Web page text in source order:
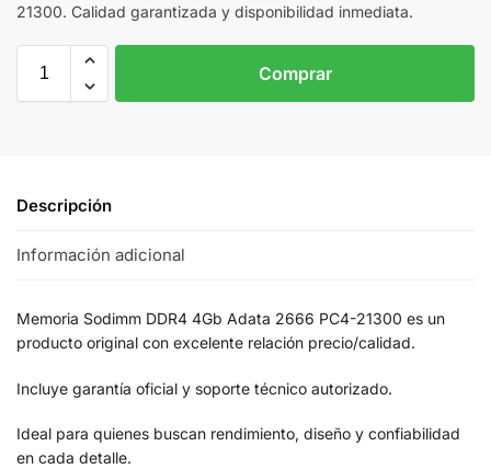
21300. Calidad garantizada y disponibilidad inmediata.
Comprar
Descripción
Información adicional
Memoria Sodimm DDR4 4Gb Adata 2666 PC4-21300 es un
producto original con excelente relación precio/calidad.
Incluye garantía oficial y soporte técnico autorizado.
Ideal para quienes buscan rendimiento, diseño y confiabilidad
en cada detalle.